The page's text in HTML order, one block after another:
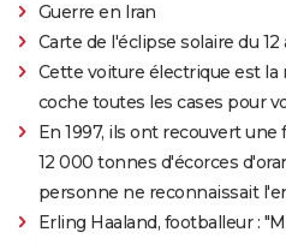
Guerre en Iran
Carte de l'éclipse solaire du 12
Cette voiture électrique est la
coche toutes les cases pour
En 1997, ils ont recouvert une
12 000 tonnes d'écorces
personne ne reconnaissait
Erling Haaland, footballeur :